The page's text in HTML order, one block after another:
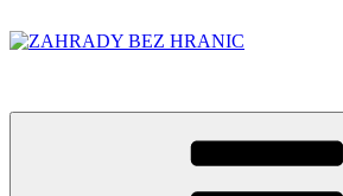
k